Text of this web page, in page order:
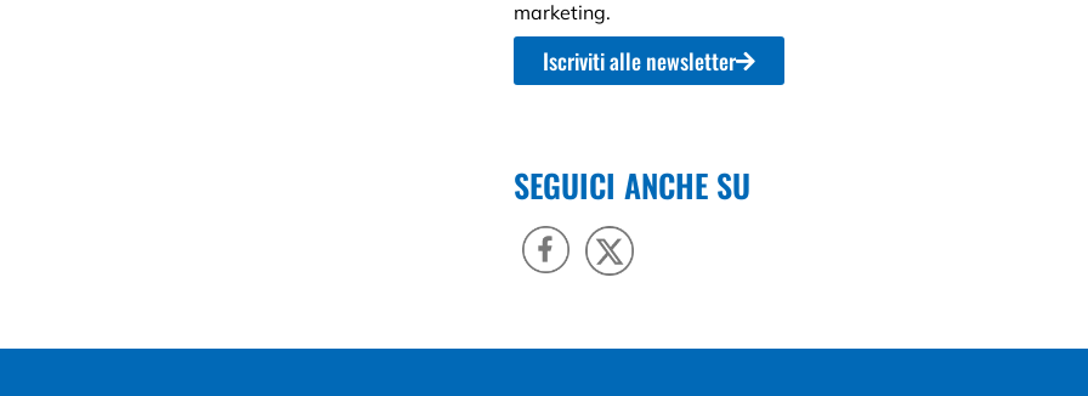
marketing.
Iscriviti alle newsletter
SEGUICI ANCHE SU